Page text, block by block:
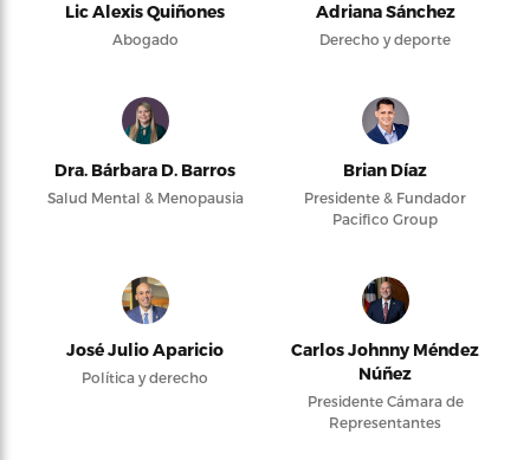
Lic Alexis Quiñones
Abogado
Adriana Sánchez
Derecho y deporte
Dra. Bárbara D. Barros
Salud Mental & Menopausia
Brian Díaz
Presidente & Fundador
Pacifico Group
José Julio Aparicio
Política y derecho
Carlos Johnny Méndez
Núñez
Presidente Cámara de
Representantes